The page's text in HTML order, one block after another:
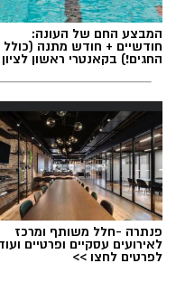
המבצע החם של העונה:
חודשיים + חודש מתנה (כולל
החגים!) בקאנטרי ראשון לציון
פנתרה -חלל משותף ומרכז
לאירועים עסקיים ופרטיים
לפרטים לחצו >>